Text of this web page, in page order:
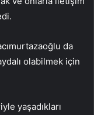
da
olabilmek için
yaşadıkları